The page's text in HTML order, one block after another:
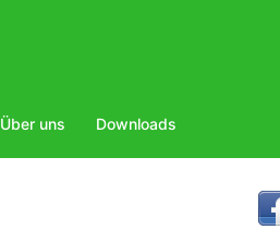
Über uns Downloads